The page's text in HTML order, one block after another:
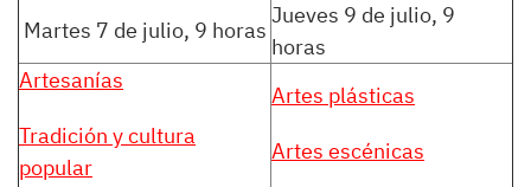
Martes 7 de julio, 9 horas
Jueves 9 de julio, 9
horas
Artesanías
Tradición y cultura
popular
Artes plásticas
Artes escénicas